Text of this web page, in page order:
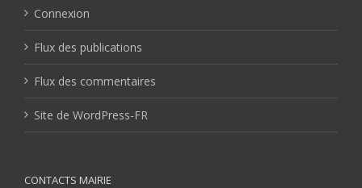
Connexion
Flux des publications
Flux des commentaires
Site de WordPress-FR
CONTACTS MAIRIE